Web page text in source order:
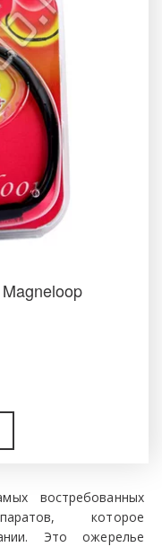
востребованных
которое
Это ожерелье